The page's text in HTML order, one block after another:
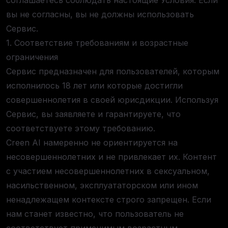
вы не согласны, вы не должны использовать
Сервис.
1. Соответствие требованиям и возрастные
ограничения
Сервис предназначен для пользователей, которым
исполнилось 18 лет или которые достигли
совершеннолетия в своей юрисдикции. Используя
Сервис, вы заявляете и гарантируете, что
соответствуете этому требованию.
Creen AI намеренно не ориентируется на
несовершеннолетних и не привлекает их. Контент
с участием несовершеннолетних в сексуальном,
насильственном, эксплуататорском или ином
ненадлежащем контексте строго запрещен. Если
нам станет известно, что пользователь не